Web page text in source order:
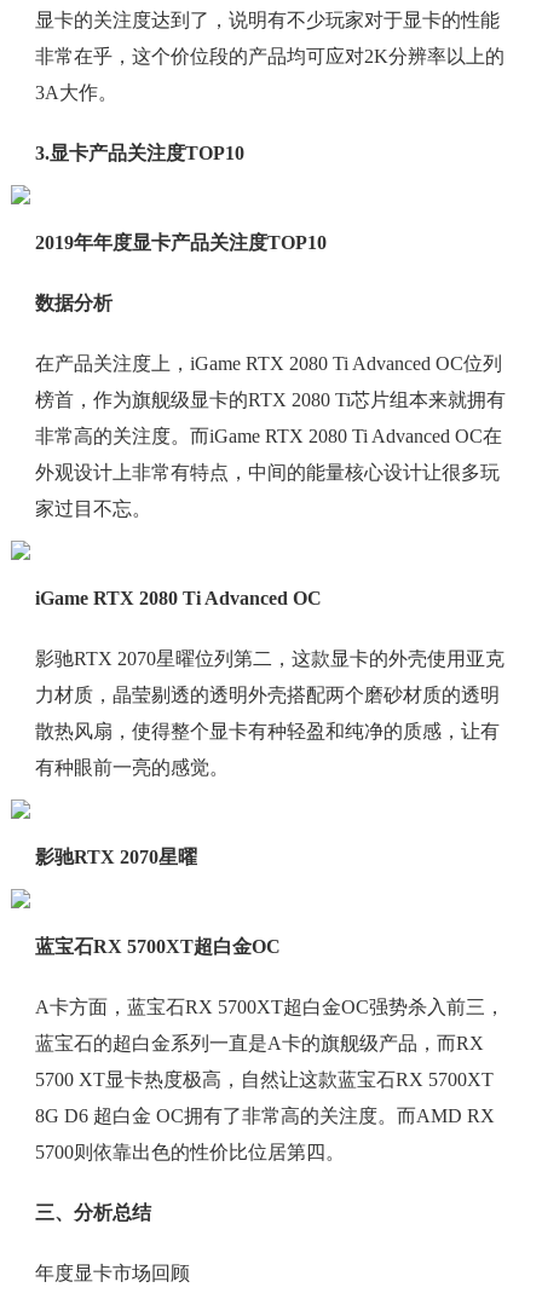
显卡的关注度达到了，说明有不少玩家对于显卡的性能
非常在乎，这个价位段的产品均可应对2K分辨率以上的
3A大作。
3.显卡产品关注度TOP10
2019年年度显卡产品关注度TOP10
数据分析
在产品关注度上，iGame RTX 2080 Ti Advanced OC位列
榜首，作为旗舰级显卡的RTX 2080 Ti芯片组本来就拥有
非常高的关注度。而iGame RTX 2080 Ti Advanced OC在
外观设计上非常有特点，中间的能量核心设计让很多玩
家过目不忘。
iGame RTX 2080 Ti Advanced OC
影驰RTX 2070星曜位列第二，这款显卡的外壳使用亚克
力材质，晶莹剔透的透明外壳搭配两个磨砂材质的透明
散热风扇，使得整个显卡有种轻盈和纯净的质感，让有
有种眼前一亮的感觉。
影驰RTX 2070星曜
蓝宝石RX 5700XT超白金OC
A卡方面，蓝宝石RX 5700XT超白金OC强势杀入前三，
蓝宝石的超白金系列一直是A卡的旗舰级产品，而RX
5700 XT显卡热度极高，自然让这款蓝宝石RX 5700XT
8G D6 超白金 OC拥有了非常高的关注度。而AMD RX
5700则依靠出色的性价比位居第四。
三、分析总结
年度显卡市场回顾